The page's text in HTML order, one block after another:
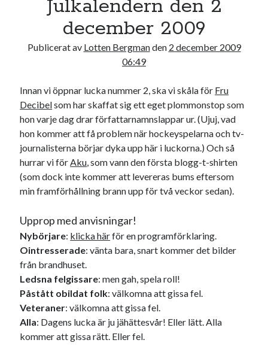
22 23 24 25 26 27
30 31
Sök
Kategorier
Kategorier
Etiketter
#blogg100 allmänbildning
barnen basket
död England fest film fotboll
Julkalendern den 2
december 2009
Publicerat av Lotten Bergmanden 2 december 2009
06:49
Innan vi öppnar lucka nummer 2, ska vi skåla för Fru
Decibelsom har skaffat sig ett eget plommonstop som
hon varje dag drar författarnamnslappar ur. (Ujuj, vad
hon kommer att få problem när hockeyspelarna och tv-
journalisterna börjar dyka upp här i luckorna.) Och så
hurrar vi förAku, som vann den första blogg-t-shirten
(som dock inte kommer att levereras bums eftersom
min framförhållning brann upp för två veckor sedan).
Upprop med anvisningar!
Nybörjare: klicka härför en programförklaring.
Ointresserade: vänta bara, snart kommer det bilder
från brandhuset.
Ledsna felgissare: men gah, spela roll!
Påstått obildat folk: välkomna att gissa fel.
Veteraner: välkomna att gissa fel.
Alla: Dagens lucka är ju jähättesvår! Eller lätt. Alla
kommer att gissa rätt. Eller fel.